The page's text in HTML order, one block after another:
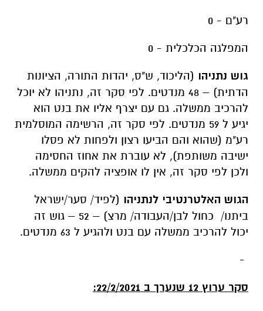
רע"ם - 0
המפלגה הכלכלית - 0
גוש נתניהו (הליכוד, ש"ס, יהדות התורה, הציונות
הדתית) – 48 מנדטים. לפי סקר זה, נתניהו לא יוכל
להרכיב ממשלה. גם עם יצרף אליו את בנט הוא
יגיע ל 59 מנדטים. לפי סקר זה, הרשימה המוסלמית
רע"מ (שהוא והם הביעו רצון ולפחות לא פסלו
ישיבה משותפת), לא עוברת את אחוז החסימה
ולכן לפי סקר זה, אין לו אופציה להקים ממשלה.
הגוש האלטרנטיבי לנתניהו (לפיד/ סער/ישראל
ביתנו/ כחול לבן/העבודה/ מרצ) – 52 – גוש זה
יכול להרכיב ממשלה עם בנט ולהגיע ל 63 מנדטים.
-
סקר ערוץ 12 שנערך ב 22/2/2021: